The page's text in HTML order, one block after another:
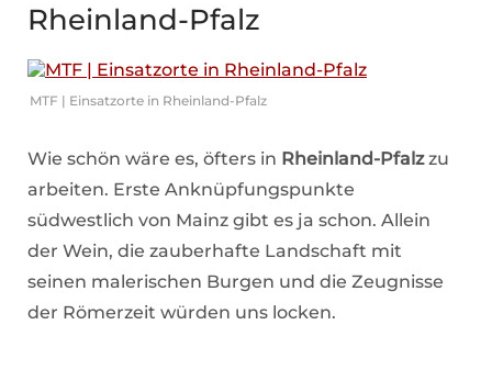
Rheinland-Pfalz
MTF | Einsatzorte in Rheinland-Pfalz
Wie schön wäre es, öfters in Rheinland-Pfalzzu
arbeiten. Erste Anknüpfungspunkte
südwestlich von Mainz gibt es ja schon. Allein
der Wein, die zauberhafte Landschaft mit
seinen malerischen Burgen und die Zeugnisse
der Römerzeit würden uns locken.